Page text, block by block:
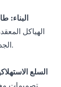
3. البناء:
الهياكل
الجدران والواجهات والمكونات الأخرى في الموقع، مما يقلل بشكل كبير من وقت البناء وتكاليف العمالة.
4. السلع